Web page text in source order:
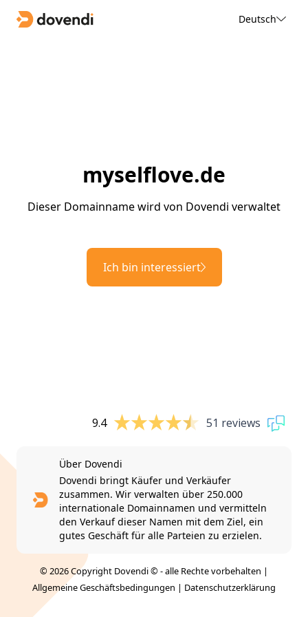
Deutsch
myselflove.de
Dieser Domainname wird von Dovendi verwaltet
Ich bin interessiert
9.4 51 reviews
Über Dovendi
Dovendi bringt Käufer und Verkäufer
zusammen. Wir verwalten über 250.000
internationale Domainnamen und vermitteln
den Verkauf dieser Namen mit dem Ziel, ein
gutes Geschäft für alle Parteien zu erzielen.
© 2026 Copyright Dovendi © - alle Rechte vorbehalten |
Allgemeine Geschäftsbedingungen | Datenschutzerklärung